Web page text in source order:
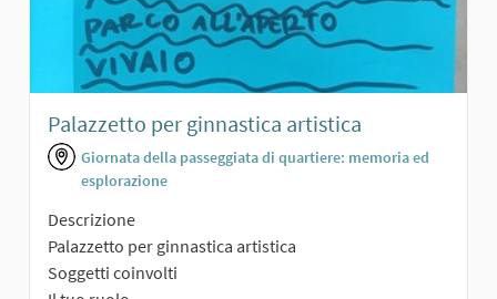
Palazzetto per ginnastica artistica
Giornata della passeggiata di quartiere: memoria ed
esplorazione
Descrizione
Palazzetto per ginnastica artistica
Soggetti coinvolti